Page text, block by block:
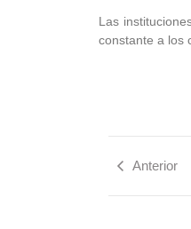
Las
constante a los
Anterior